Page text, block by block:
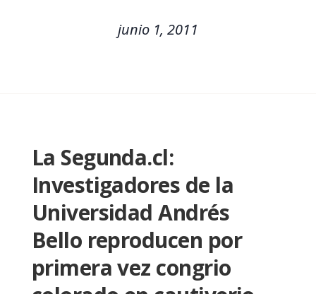
junio 1, 2011
La Segunda.cl:
Investigadores de la
Universidad Andrés
Bello reproducen por
primera vez congrio